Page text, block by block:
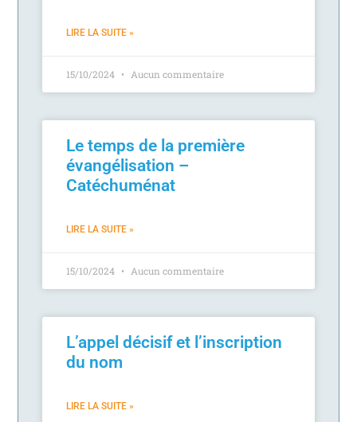
LIRE LA SUITE »
15/10/2024 Aucun commentaire
Le temps de la première
évangélisation –
Catéchuménat
LIRE LA SUITE »
15/10/2024 Aucun commentaire
L’appel décisif et l’inscription
du nom
LIRE LA SUITE »